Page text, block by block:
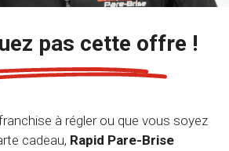
pas cette offre !
à régler ou que vous soyez
cadeau, Rapid Pare-Brise